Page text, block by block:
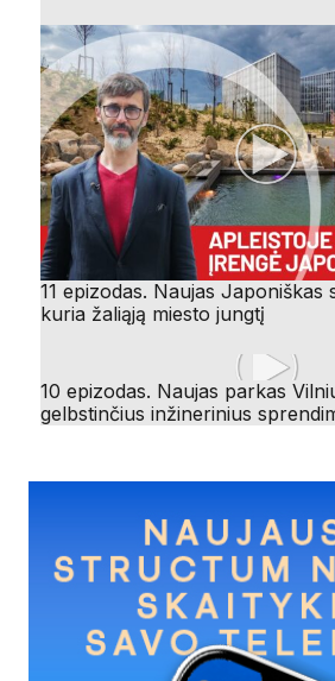
11 epizodas. Naujas Japoniškas
kuria žaliąją miesto jungtį
10 epizodas. Naujas parkas
gelbstinčius inžinerinius